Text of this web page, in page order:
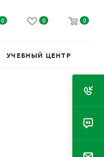
0 0 0
УЧЕБНЫЙ ЦЕНТР